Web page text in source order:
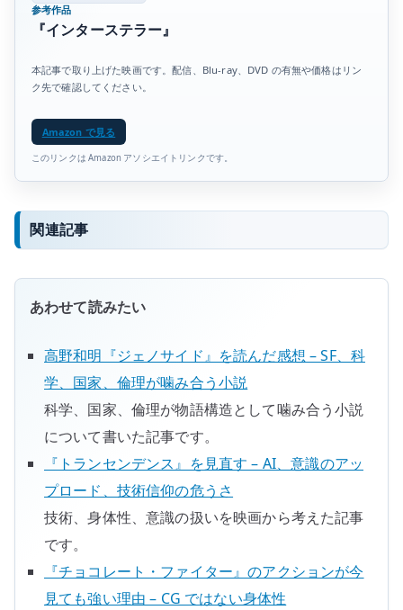
参考作品
『インターステラー』
本記事で取り上げた映画です。配信、Blu-ray、DVD の有無や価格はリン
ク先で確認してください。
Amazon で見る
このリンクは Amazon アソシエイトリンクです。
関連記事
あわせて読みたい
高野和明『ジェノサイド』を読んだ感想 – SF、科
学、国家、倫理が噛み合う小説
科学、国家、倫理が物語構造として噛み合う小説
について書いた記事です。
『トランセンデンス』を見直す – AI、意識のアッ
プロード、技術信仰の危うさ
技術、身体性、意識の扱いを映画から考えた記事
です。
『チョコレート・ファイター』のアクションが今
見ても強い理由 – CG ではない身体性